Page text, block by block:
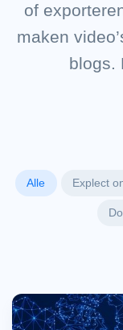
of
maken
blogs.
Alle Explect